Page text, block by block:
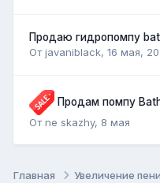
Продаю гидропомпу
От javaniblack, 16 мая,
Продам помпу
От ne skazhy, 8 мая
Главная Увеличение